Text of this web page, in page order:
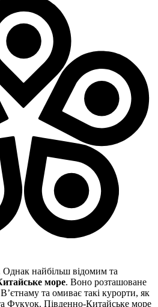
Однак найбільш відомим та
море. Воно розташоване
та омиває такі курорти, як
Фукуок. Південно-Китайське море